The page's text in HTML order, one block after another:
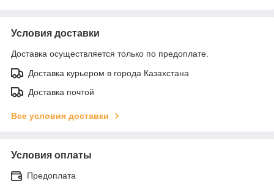
Условия доставки
Доставка осуществляется только по предоплате.
Доставка курьером в города Казахстана
Доставка почтой
Все условия доставки
Условия оплаты
Предоплата